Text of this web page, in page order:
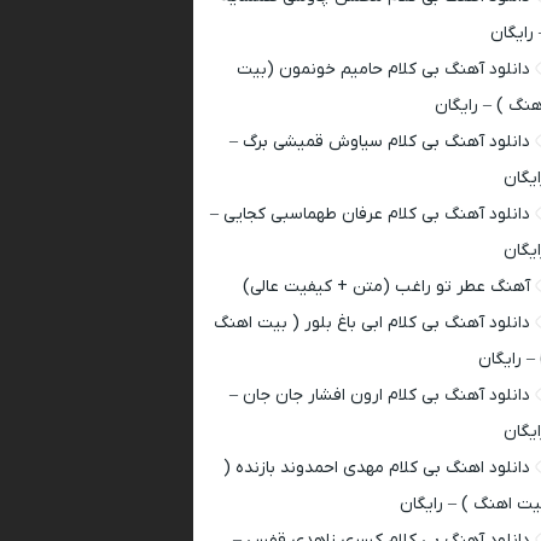
رایگان
دانلود آهنگ بی کلام حامیم خونمون (بیت
) – رایگان
دانلود آهنگ بی کلام سیاوش قمیشی برگ –
دانلود آهنگ بی کلام عرفان طهماسبی کجایی –
آهنگ عطر تو راغب (متن + کیفیت عالی)
دانلود آهنگ بی کلام ابی باغ بلور ( بیت اهنگ
– رایگان
دانلود آهنگ بی کلام ارون افشار جان جان –
دانلود اهنگ بی کلام مهدی احمدوند بازنده (
اهنگ ) – رایگان